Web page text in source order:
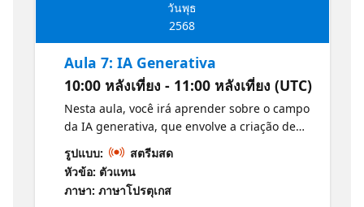
วันพุธ
2568
Aula 7: IA Generativa
10:00 หลังเที่ยง - 11:00 หลังเที่ยง (UTC)
Nesta aula, você irá aprender sobre o campo
da IA generativa, que envolve a criação de
conteúdo novo e original usando algoritmos
de inteligência artificial. Vamos discutir
aplicações como geração de texto, imagens e
música. Você verá como a IA generativa pode
รูปแบบ:
สตรีมสด
หัวข้อ: ตัวแทน
ภาษา: ภาษาโปรตุเกส